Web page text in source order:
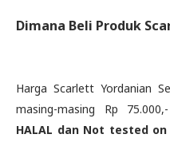
Dimana Beli Produk
Harga Scarlett Yordanian
masing-masing Rp
HALAL dan Not tested